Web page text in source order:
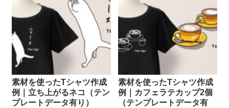
素材を使ったTシャツ作成
例｜立ち上がるネコ（テン
プレートデータ有り）
素材を使ったTシャツ作成
例｜カフェラテカップ2個
（テンプレートデータ有